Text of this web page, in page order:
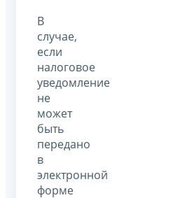
В
случае,
если
налоговое
уведомление
не
может
быть
передано
в
электронной
форме